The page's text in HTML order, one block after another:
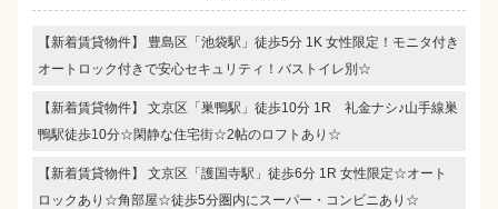
【新着賃貸物件】 豊島区「池袋駅」徒歩5分 1K 女性限定！モニタ付き
オートロック付きで安心セキュリティ！バストイレ別☆
【新着賃貸物件】 文京区「巣鴨駅」徒歩10分 1R 礼金ナシ♪山手線巣
鴨駅徒歩10分☆閑静な住宅街☆2帖のロフトあり☆
【新着賃貸物件】 文京区「護国寺駅」徒歩6分 1R 女性限定☆オート
ロックあり☆角部屋☆徒歩5分圏内にスーパー・コンビニあり☆